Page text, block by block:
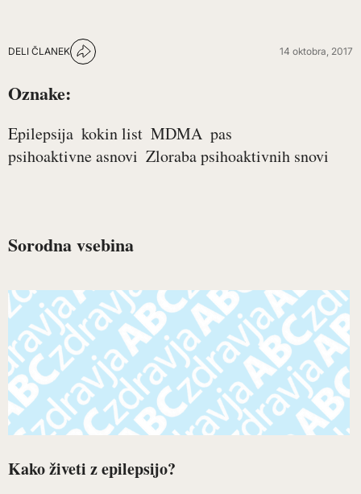
DELI ČLANEK 14 oktobra, 2017
Oznake:
Epilepsija kokin list MDMA pas
psihoaktivne asnovi Zloraba psihoaktivnih snovi
Sorodna vsebina
Kako živeti z epilepsijo?